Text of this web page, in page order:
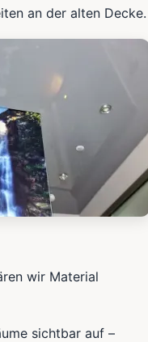
an der alten Decke.
wir Material
sichtbar auf –